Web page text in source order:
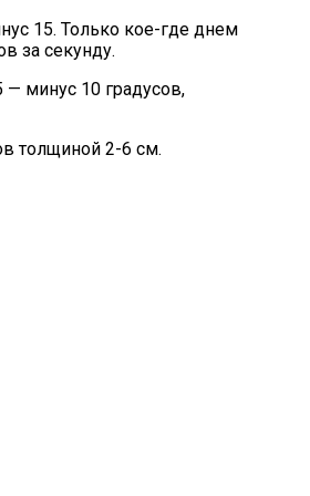
15. Только кое-где днем
за секунду.
— минус 10 градусов,
толщиной 2-6 см.